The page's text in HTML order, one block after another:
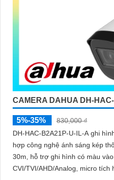
CAMERA DAHUA DH-
5%-35%
830,000 ₫
DH-HAC-B2A21P-U-IL-A ghi
hợp công nghệ ánh sáng kép
30m, hỗ trợ ghi hình có màu vào ban đêm.
CVI/TVI/AHD/Analog, micro